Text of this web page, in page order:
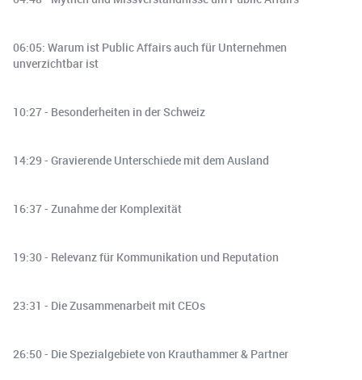
06:05: Warum ist Public Affairs auch für Unternehmen
unverzichtbar ist
10:27 - Besonderheiten in der Schweiz
14:29 - Gravierende Unterschiede mit dem Ausland
16:37 - Zunahme der Komplexität
19:30 - Relevanz für Kommunikation und Reputation
23:31 - Die Zusammenarbeit mit CEOs
26:50 - Die Spezialgebiete von Krauthammer & Partner